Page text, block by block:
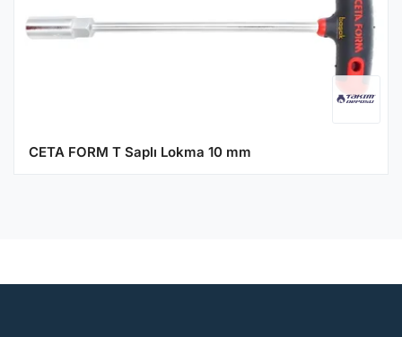
CETA FORM T Saplı Lokma 10 mm